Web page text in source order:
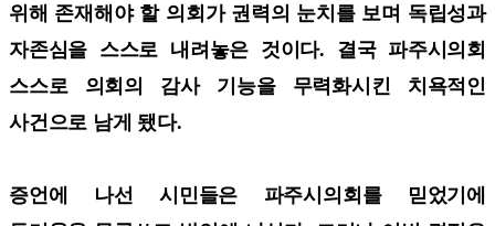
위해 존재해야 할 의회가 권력의 눈치를 보며 독립성과
자존심을 스스로 내려놓은 것이다. 결국 파주시의회
스스로 의회의 감사 기능을 무력화시킨 치욕적인
사건으로 남게 됐다.
증언에 나선 시민들은 파주시의회를 믿었기에